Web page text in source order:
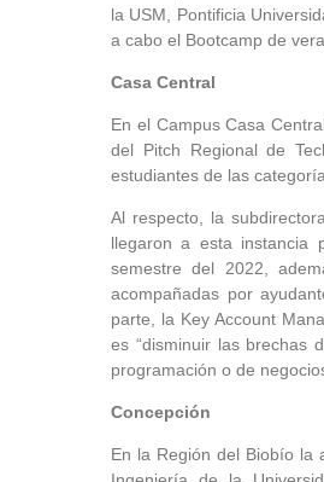
la USM, Pontificia
a cabo el Bootcamp de
Casa Central
En el Campus Casa
del Pitch Regional de
estudiantes de las
Al respecto, la
llegaron a esta instancia
semestre del 2022,
acompañadas por
parte, la Key Account
es “disminuir las brechas
programación o de
Concepción
En la Región del Biobío la